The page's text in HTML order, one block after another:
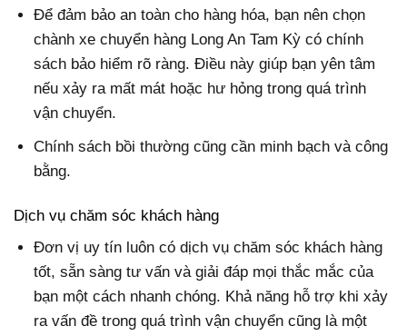
Để đảm bảo an toàn cho hàng hóa, bạn nên chọn
chành xe chuyển hàng Long An Tam Kỳ có chính
sách bảo hiểm rõ ràng. Điều này giúp bạn yên tâm
nếu xảy ra mất mát hoặc hư hỏng trong quá trình
vận chuyển.
Chính sách bồi thường cũng cần minh bạch và công
bằng.
Dịch vụ chăm sóc khách hàng
Đơn vị uy tín luôn có dịch vụ chăm sóc khách hàng
tốt, sẵn sàng tư vấn và giải đáp mọi thắc mắc của
bạn một cách nhanh chóng. Khả năng hỗ trợ khi xảy
ra vấn đề trong quá trình vận chuyển cũng là một